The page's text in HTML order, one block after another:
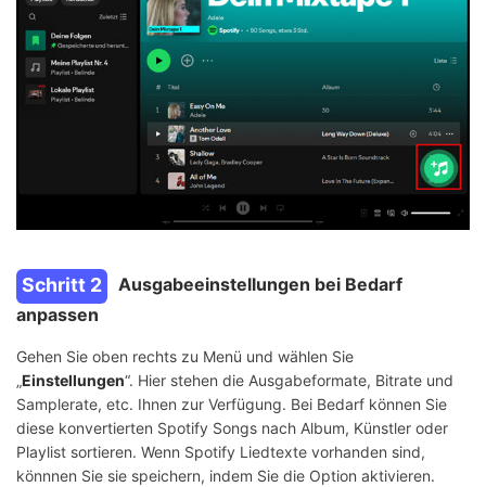
Schritt 2
Ausgabeeinstellungen bei Bedarf
anpassen
Gehen Sie oben rechts zu Menü und wählen Sie
„Einstellungen“. Hier stehen die Ausgabeformate, Bitrate und
Samplerate, etc. Ihnen zur Verfügung. Bei Bedarf können Sie
diese konvertierten Spotify Songs nach Album, Künstler oder
Playlist sortieren. Wenn Spotify Liedtexte vorhanden sind,
könnnen Sie sie speichern, indem Sie die Option aktivieren.